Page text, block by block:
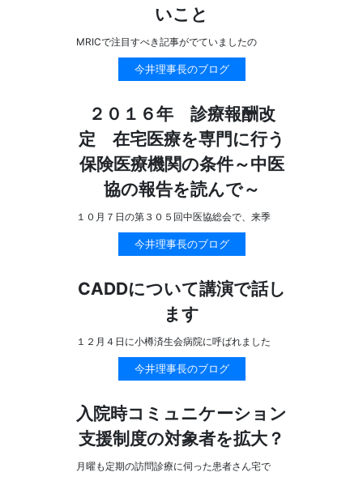
いこと
MRICで注目すべき記事がでていましたの
今井理事長のブログ
２０１６年 診療報酬改
定 在宅医療を専門に行う
保険医療機関の条件～中医
協の報告を読んで～
１０月７日の第３０５回中医協総会で、来季
今井理事長のブログ
CADDについて講演で話し
ます
１２月４日に小樽済生会病院に呼ばれました
今井理事長のブログ
入院時コミュニケーション
支援制度の対象者を拡大？
月曜も定期の訪問診療に伺った患者さん宅で